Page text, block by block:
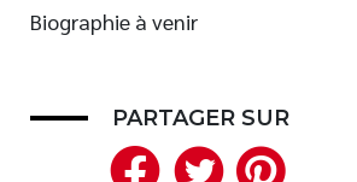
Témoignages
Nouveautés
Biographie à venir
PARTAGER SUR
Facebook
Twitter